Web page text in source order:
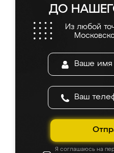
ДО
Из любой
Я соглашаюсь на